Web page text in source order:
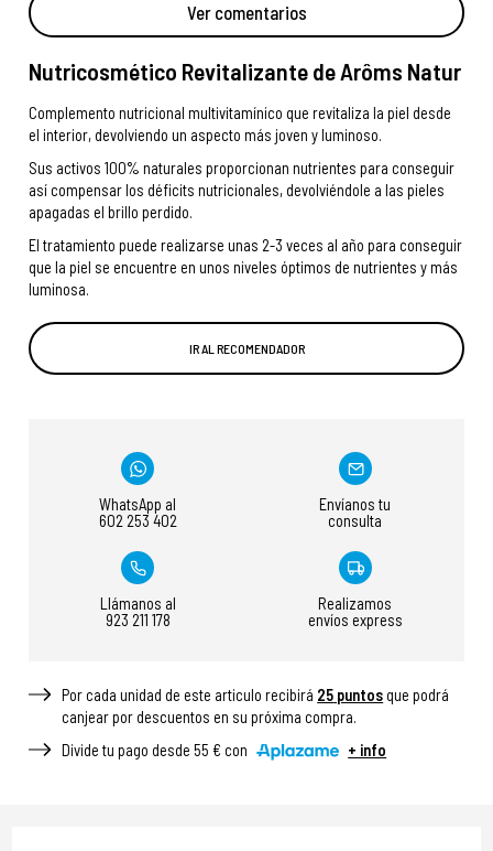
Ver comentarios
Nutricosmético Revitalizante de Arôms Natur
Complemento nutricional multivitamínico que revitaliza la piel desde
el interior, devolviendo un aspecto más joven y luminoso.
Sus activos 100% naturales proporcionan nutrientes para conseguir
así compensar los déficits nutricionales, devolviéndole a las pieles
apagadas el brillo perdido.
El tratamiento puede realizarse unas 2-3 veces al año para conseguir
que la piel se encuentre en unos niveles óptimos de nutrientes y más
luminosa.
IR AL RECOMENDADOR
WhatsApp al
602 253 402
Envíanos tu
consulta
Llámanos al
923 211 178
Realizamos
envíos express
Por cada unidad de este articulo recibirá 25 puntos que podrá
canjear por descuentos en su próxima compra.
Divide tu pago desde 55 € con
+ info